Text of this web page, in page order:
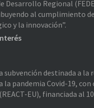
Desarrollo Regional
al cumplimiento
y la innovación”.
subvención destinada a
la pandemia Covid-19,
EU), financiada al